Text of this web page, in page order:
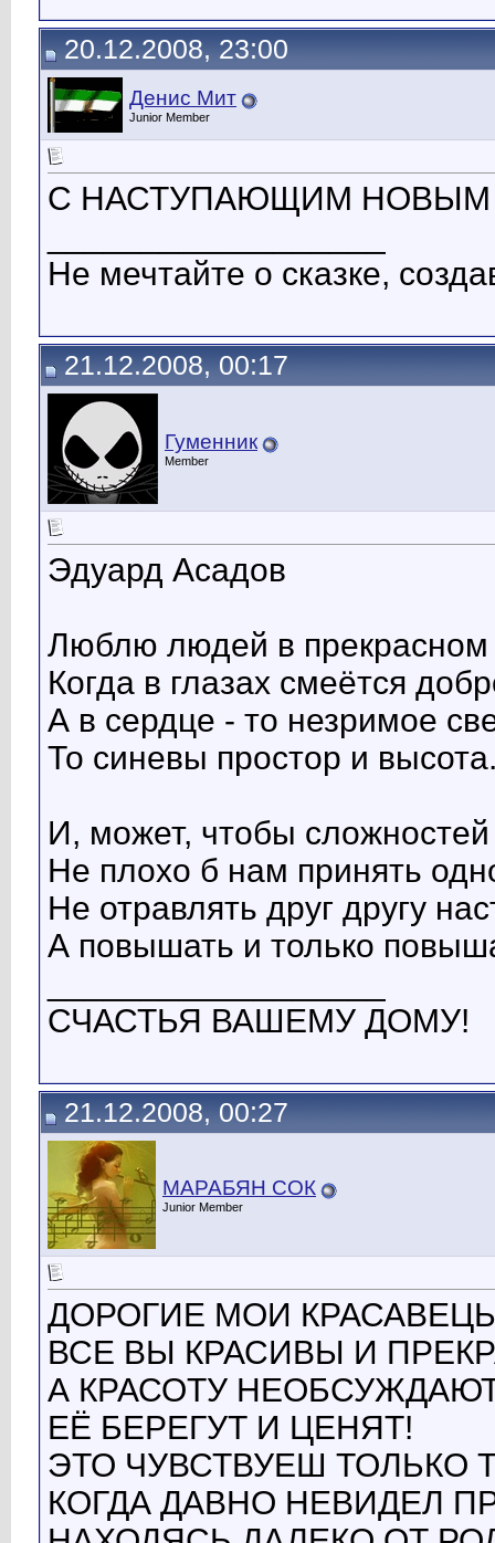
20.12.2008, 23:00
Денис Мит
Junior Member
С НАСТУПАЮЩИМ НОВЫМ
Не мечтайте о сказке,
21.12.2008, 00:17
Гуменник
Member
Эдуард Асадов
Люблю людей в прекрасном
Когда в глазах смеётся
А в сердце - то незримое
То синевы простор и
И, может, чтобы сложностей
Не плохо б нам принять
Не отравлять друг другу
А повышать и только
СЧАСТЬЯ ВАШЕМУ ДОМУ!
21.12.2008, 00:27
МАРАБЯН СОК
Junior Member
ДОРОГИЕ МОИ
ВСЕ ВЫ КРАСИВЫ И
А КРАСОТУ
ЕЁ БЕРЕГУТ И ЦЕНЯТ!
ЭТО ЧУВСТВУЕШ ТОЛЬКО
КОГДА ДАВНО НЕВИДЕЛ